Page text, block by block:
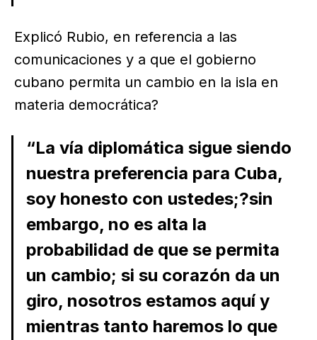
Explicó Rubio, en referencia a las
comunicaciones y a que el gobierno
cubano permita un cambio en la isla en
materia democrática?
“La vía diplomática sigue siendo
nuestra preferencia para Cuba,
soy honesto con ustedes;?sin
embargo, no es alta la
probabilidad de que se permita
un cambio; si su corazón da un
giro, nosotros estamos aquí y
mientras tanto haremos lo que